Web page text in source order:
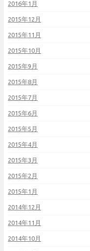
2016年1月
2015年12月
2015年11月
2015年10月
2015年9月
2015年8月
2015年7月
2015年6月
2015年5月
2015年4月
2015年3月
2015年2月
2015年1月
2014年12月
2014年11月
2014年10月